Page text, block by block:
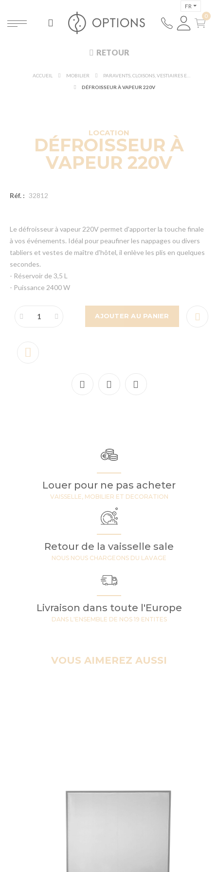
FR
RETOUR
ACCUEIL MOBILIER
PARAVENTS, CLOISONS, VESTIAIRES ET MAQUILLAGE
DÉFROISSEUR À VAPEUR 220V
LOCATION
DÉFROISSEUR À
VAPEUR 220V
Réf. : 32812
Le défroisseur à vapeur 220V permet d'apporter la touche finale
à vos événements. Idéal pour peaufiner les nappages ou divers
tabliers et vestes de maître d'hôtel, il enlève les plis en quelques
secondes.
- Réservoir de 3,5 L
- Puissance 2400 W
AJOUTER AU PANIER
Louer pour ne pas acheter
VAISSELLE, MOBILIER ET DECORATION
Retour de la vaisselle sale
NOUS NOUS CHARGEONS DU LAVAGE
Livraison dans toute l'Europe
DANS L'ENSEMBLE DE NOS 19 ENTITES
VOUS AIMEREZ AUSSI